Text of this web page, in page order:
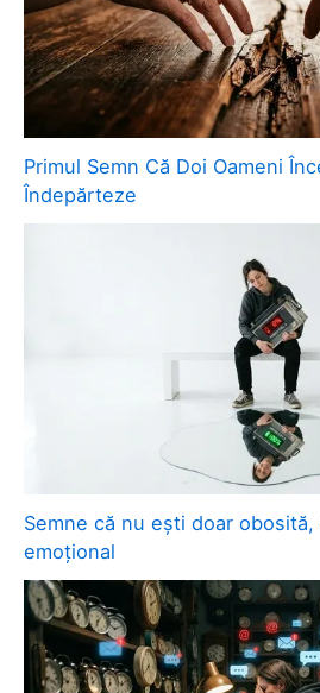
Primul Semn Că Doi Oameni
Îndepărteze
Semne că nu ești doar
emoțional